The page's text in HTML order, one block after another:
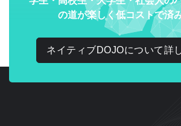
の道が楽しく低コストで済
ネイティブDOJOについて詳